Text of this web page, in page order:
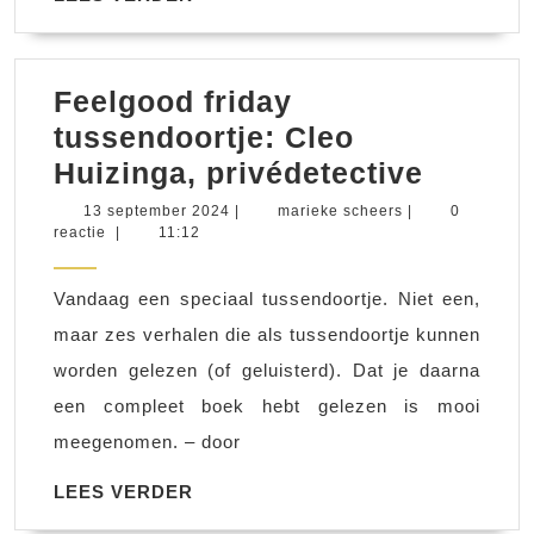
Feelgood friday
tussendoortje: Cleo
Huizinga, privédetective
friday
13 september 2024 13
marieke scheers marieke
0
reactie
11:12
Vandaag een speciaal tussendoortje. Niet een,
maar zes verhalen die als tussendoortje kunnen
worden gelezen (of geluisterd). Dat je daarna
een compleet boek hebt gelezen is mooi
meegenomen. – door
LEES VERDER